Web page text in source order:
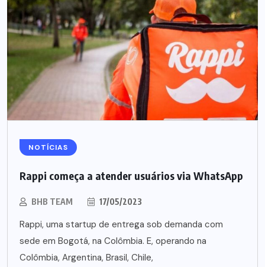
NOTÍCIAS
Rappi começa a atender usuários via WhatsApp
BHB TEAM 17/05/2023
Rappi, uma startup de entrega sob demanda com
sede em Bogotá, na Colômbia. E, operando na
Colômbia, Argentina, Brasil, Chile,